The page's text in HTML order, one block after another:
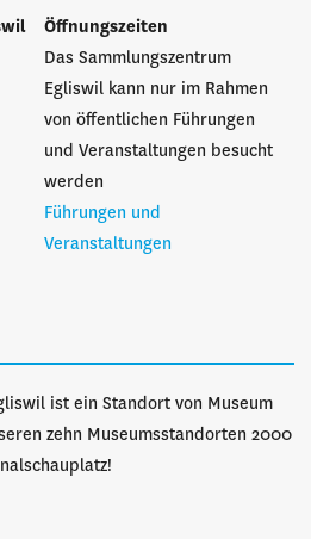
Öffnungszeiten
Das Sammlungszentrum
Egliswil kann nur im Rahmen
von öffentlichen Führungen
und Veranstaltungen besucht
werden
Führungen und
Veranstaltungen
ist ein Standort von Museum
zehn Museumsstandorten 2000